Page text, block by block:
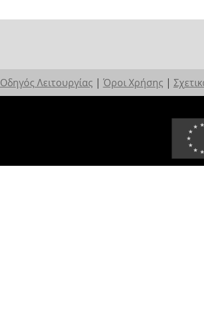
Οδηγός Λειτουργίας | Όροι Χρήσης |